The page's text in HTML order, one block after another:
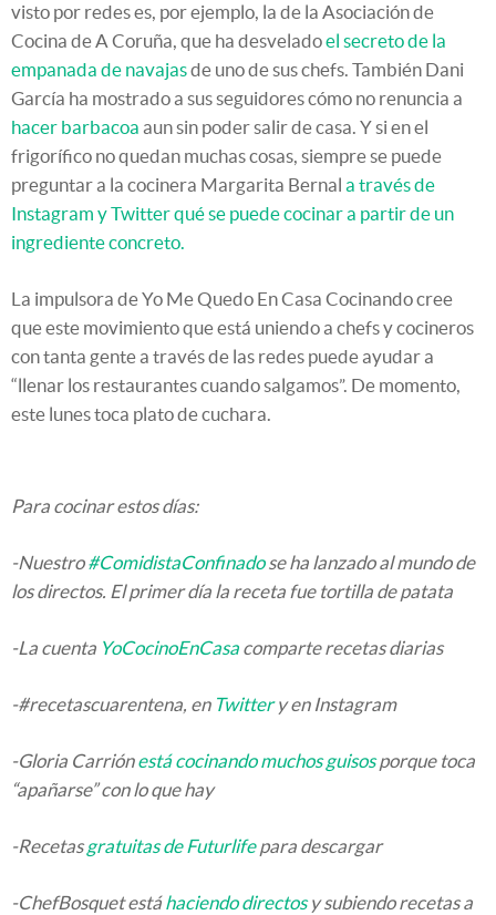
visto por redes es, por ejemplo, la de la Asociación de
Cocina de A Coruña, que ha desveladoel secreto de la
empanada de navajasde uno de sus chefs. También Dani
García ha mostrado a sus seguidores cómo no renuncia a
hacer barbacoa aun sin poder salir de casa. Y si en el
frigorífico no quedan muchas cosas, siempre se puede
preguntar a la cocinera Margarita Bernal a través de
Instagram y Twitter qué se puede cocinar a partir de un
ingrediente concreto.
La impulsora de Yo Me Quedo En Casa Cocinando cree
que este movimiento que está uniendo a chefs y cocineros
con tanta gente a través de las redes puede ayudar a
“llenar los restaurantes cuando salgamos”. De momento,
este lunes toca plato de cuchara.
Para cocinar estos días:
-Nuestro#ComidistaConfinadose ha lanzado al mundo de
los directos. El primer día la receta fue tortilla de patata
-La cuenta YoCocinoEnCasa comparte recetas diarias
-#recetascuarentena, en Twittery en Instagram
-Gloria Carriónestá cocinando muchos guisosporque toca
“apañarse” con lo que hay
-Recetasgratuitas de Futurlifepara descargar
-ChefBosquet estáhaciendo directosy subiendo recetas a